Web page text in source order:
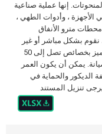
إنها عملية صناعية
الأجهزة ، وأدوات الطهي ،
الثلاث الماضية ، 70٪ من محطات مترو الأنفاق
بشكل مباشر أو غير
مباشر بتوريد المواد أو تصنيع المعدات الأصلية. تتميز بخصائص تصل إلى 50
و 30 عامًا بدون صيانة. يمكن أن يكون العمر
إلى 50 عامًا مع وظيفة الديكور والحماية في
تنزيل المستند